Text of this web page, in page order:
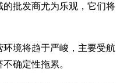
批发商尤为乐观，它们将
境将趋于严峻，主要受航
确定性拖累。